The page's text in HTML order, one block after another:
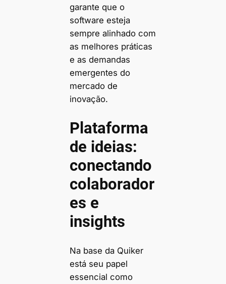
garante que o
software esteja
sempre alinhado com
as melhores práticas
e as demandas
emergentes do
mercado de
inovação.
Plataforma
de ideias:
conectando
colaborador
es e
insights
Na base da Quiker
está seu papel
essencial como